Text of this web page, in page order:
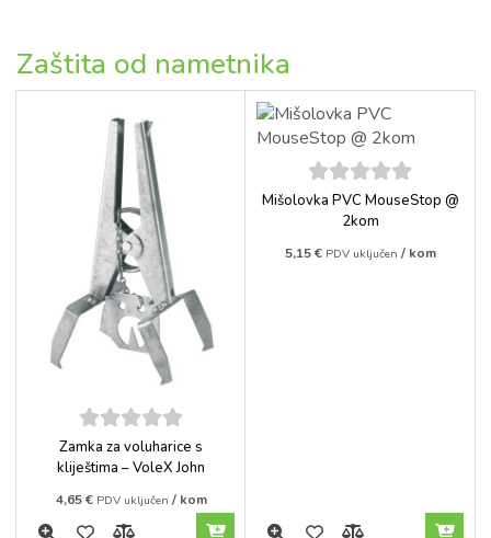
Zaštita od nametnika
5out of
5
Zamka za voluharice s
kliještima – VoleX John
4,65€ PDV uključen / kom
5out of
Mišolovka PVC MouseStop @
2kom
5,15€ PDV uključen / kom